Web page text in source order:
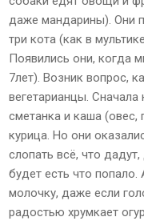
даже мандарины). Они
три кота (как в
Появились они, когда
7лет). Возник вопрос,
вегетарианцы.
сметанка и каша (овес,
курица. Но они
слопать всё, что
будет есть что
молочку, даже если
радостью хрумкает